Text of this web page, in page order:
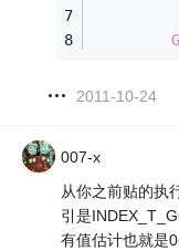
2011-10-24
007-x
从你之前贴的执
引是
有值估计也就是